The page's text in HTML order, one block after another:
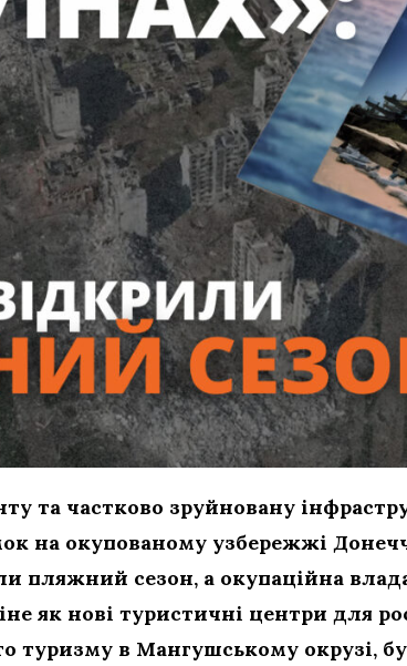
та частково зруйновану
на окупованому узбережжі
пляжний сезон, а окупаційна
як нові туристичні центри для
туризму в Мангушському окрузі,